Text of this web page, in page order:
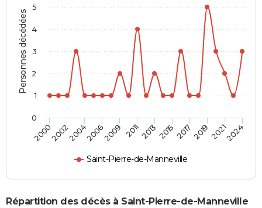
Personnes décédées
Saint-Pierre-de-Manneville
20002002200420062009 2011201320152017201920212024
0
1
2
3
4
5
Répartition des décès à Saint-Pierre-de-Manneville